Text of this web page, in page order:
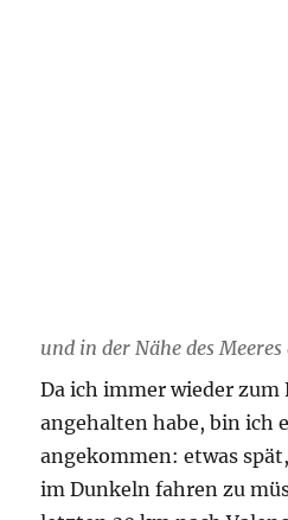
und in der Nähe des
Da ich immer wieder zum
angehalten habe, bin ich
angekommen: etwas
im Dunkeln fahren zu